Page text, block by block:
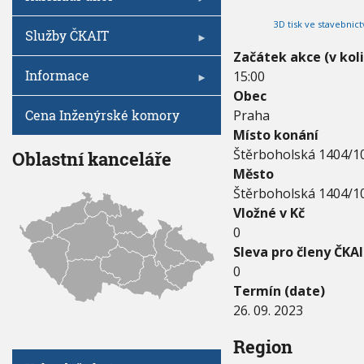
-
2
6
.
0
9
.
2
0
2
3
3D tisk ve
Začátek akce (v
15:00
Obec
Praha
Místo konání
Štěrboholská 1404/
Město
Štěrboholská 1404/
Vložné v Kč
0
Sleva pro členy
0
Termín (date)
26. 09. 2023
Region
Služby ČKAIT
Informace
Cena Inženýrské komory
Oblastní kanceláře